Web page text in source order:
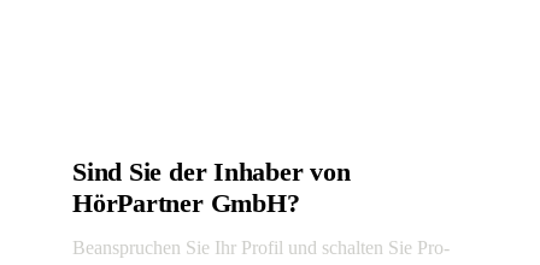
Sind Sie der Inhaber von
HörPartner GmbH?
Beanspruchen Sie Ihr Profil und schalten Sie Pro-